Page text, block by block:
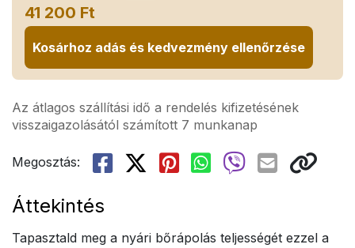
41 200 Ft
Kosárhoz adás és kedvezmény ellenőrzése
Az átlagos szállítási idő a rendelés kifizetésének
visszaigazolásától számított 7 munkanap
Megosztás:
Áttekintés
Tapasztald meg a nyári bőrápolás teljességét ezzel a